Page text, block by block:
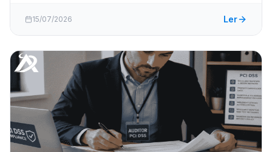
15/07/2026 Ler